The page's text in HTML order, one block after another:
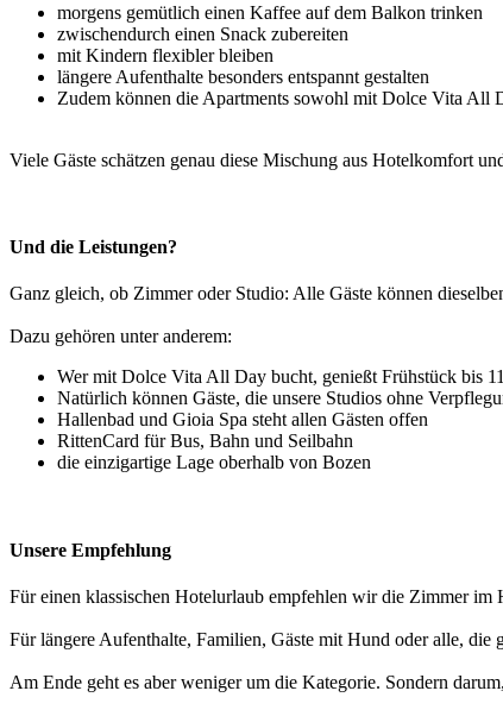
morgens gemütlich einen Kaffee auf dem Balkon trinken
zwischendurch einen Snack zubereiten
mit Kindern flexibler bleiben
längere Aufenthalte besonders entspannt gestalten
Zudem können die Apartments sowohl mit Dolce Vita All
Viele Gäste schätzen genau diese Mischung aus Hotelkomfort
Und die Leistungen?
Ganz gleich, ob Zimmer oder Studio: Alle Gäste können
Dazu gehören unter anderem:
Wer mit Dolce Vita All Day bucht, genießt Frühstück bis
Natürlich können Gäste, die unsere Studios ohne
Hallenbad und Gioia Spa steht allen Gästen offen
RittenCard für Bus, Bahn und Seilbahn
die einzigartige Lage oberhalb von Bozen
Unsere Empfehlung
Für einen klassischen Hotelurlaub empfehlen wir die Zimmer im
Für längere Aufenthalte, Familien, Gäste mit Hund oder alle, die
Am Ende geht es aber weniger um die Kategorie. Sondern